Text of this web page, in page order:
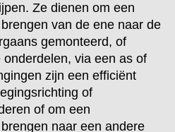
Ze dienen om een
van de ene naar de
gemonteerd, of
via een as of
zijn een efficiënt
of
of om een
naar een andere